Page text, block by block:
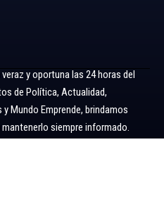
y oportuna las 24 horas del
de Política, Actualidad,
Mundo Emprende, brindamos
siempre informado.